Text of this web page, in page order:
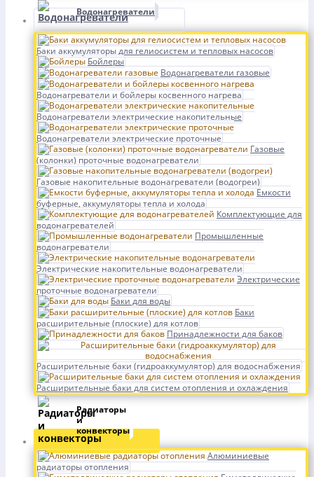
Водонагреватели
Баки аккумуляторы для гелиосистем и тепловых насосов
Бойлеры
Водонагреватели газовые
Водонагреватели и бойлеры косвенного нагрева
Водонагреватели электрические накопительные
Водонагреватели электрические проточные
Газовые
(колонки) проточные водонагреватели
Газовые накопительные водонагреватели (водогреи)
Емкости
буферные, аккумуляторы тепла и холода
Комплектующие для
водонагревателей
Промышленные
водонагреватели
Электрические накопительные водонагреватели
Электрические
проточные водонагреватели
Баки для воды
Баки
расширительные (плоские) для котлов
Принадлежности для баков
Расширительные баки (гидроаккумулятор) для водоснабжения
Расширительные баки для систем отопления и охлаждения
Радиаторы
и
конвекторы
Алюминиевые
радиаторы отопления